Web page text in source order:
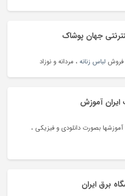
جهان پوشاک
فروش لباس زنانه ، مردانه و نوزاد
آموزش
آموزشها بصورت دانلودی و فیزیکی ،
برق ایران